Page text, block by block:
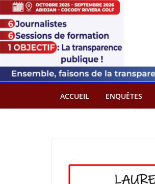
ACCUEIL ENQUÊTES